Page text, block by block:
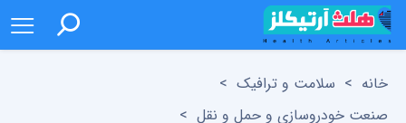
خانه > سلامت و ترافیک >
صنعت خودروسازی و حمل و نقل >